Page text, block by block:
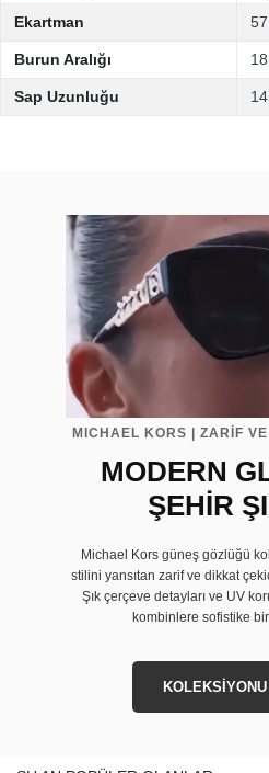
Ekartman
Burun Aralığı
Sap Uzunluğu
MICHAEL KORS | ZARİF
MODERN
ŞEHİR
Michael Kors güneş gözlüğü
stilini yansıtan zarif ve dikkat
Şık çerçeve detayları ve UV
kombinlere sofistike